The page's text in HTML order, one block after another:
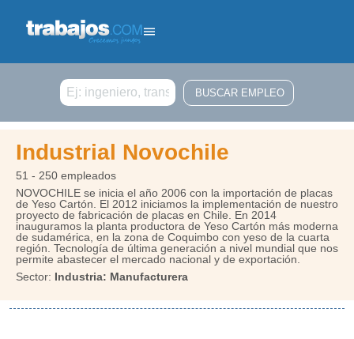
Buscar
Industrial Novochile
51 - 250 empleados
NOVOCHILE se inicia el año 2006 con la importación de placas
de Yeso Cartón. El 2012 iniciamos la implementación de nuestro
proyecto de fabricación de placas en Chile. En 2014
inauguramos la planta productora de Yeso Cartón más moderna
de sudamérica, en la zona de Coquimbo con yeso de la cuarta
región. Tecnología de última generación a nivel mundial que nos
permite abastecer el mercado nacional y de exportación.
Sector: Industria: Manufacturera